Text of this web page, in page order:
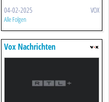
04-02-2025 VOX
Alle Folgen
Vox Nachrichten